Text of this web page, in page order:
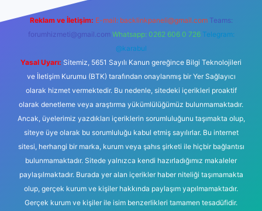
Reklam ve İletişim: E-mail: backlinkpaneli@gmail.com Teams:
forumhizmeti@gmail.com Whatsapp: 0262 606 0 726 Telegram:
@karabul
Yasal Uyarı: Sitemiz, 5651 Sayılı Kanun gereğince Bilgi Teknolojileri
ve İletişim Kurumu (BTK) tarafından onaylanmış bir Yer Sağlayıcı
olarak hizmet vermektedir. Bu nedenle, sitedeki içerikleri proaktif
olarak denetleme veya araştırma yükümlülüğümüz bulunmamaktadır.
Ancak, üyelerimiz yazdıkları içeriklerin sorumluluğunu taşımakta olup,
siteye üye olarak bu sorumluluğu kabul etmiş sayılırlar. Bu internet
sitesi, herhangi bir marka, kurum veya şahıs şirketi ile hiçbir bağlantısı
bulunmamaktadır. Sitede yalnızca kendi hazırladığımız makaleler
paylaşılmaktadır. Burada yer alan içerikler haber niteliği taşımamakta
olup, gerçek kurum ve kişiler hakkında paylaşım yapılmamaktadır.
Gerçek kurum ve kişiler ile isim benzerlikleri tamamen tesadüfidir.